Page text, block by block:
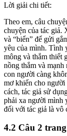
Lời giải chi tiết:
Theo em, câu
chuyện của tác giả.
và “biển” để gửi
yêu của mình. Tình
mông và thắm thiết
nồng thắm và
con người càng
mơ khiến cho
cách, tác giả sử
phải xa người mình
đối với tác giả là vô
4.2 Câu 2